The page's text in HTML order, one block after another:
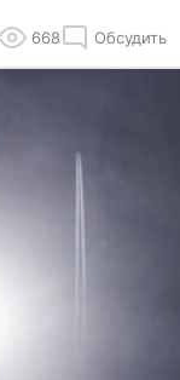
668 Обсудить